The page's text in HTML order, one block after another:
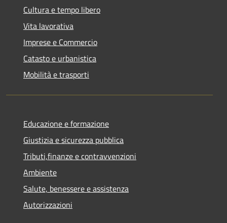
Cultura e tempo libero
Vita lavorativa
Imprese e Commercio
Catasto e urbanistica
Mobilità e trasporti
Educazione e formazione
Giustizia e sicurezza pubblica
Tributi,finanze e contravvenzioni
Ambiente
Salute, benessere e assistenza
Autorizzazioni